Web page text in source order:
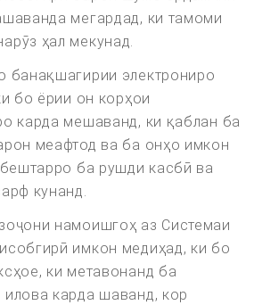
мегардад, ки тамоми
ҳал мекунад.
банақшагирии электрониро
бо ёрии он корҳои
карда мешаванд, ки қаблан ба
меафтод ва ба онҳо имкон
ба рушди касбӣ ва
кунанд.
намоишгоҳ аз Системаи
имкон медиҳад, ки бо
ки метавонанд ба
карда шаванд, кор